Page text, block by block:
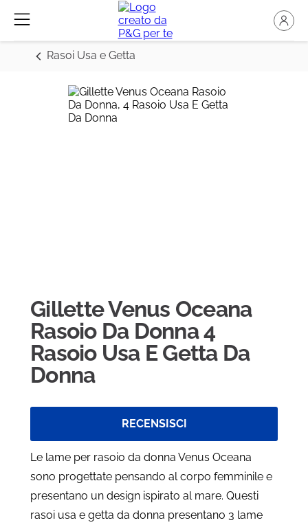
Rasoi Usa e Getta
Gillette Venus Oceana
Rasoio Da Donna 4
Rasoio Usa E Getta Da
Donna
RECENSISCI
Le lame per rasoio da donna Venus Oceana
sono progettate pensando al corpo femminile e
presentano un design ispirato al mare. Questi
rasoi usa e getta da donna presentano 3 lame